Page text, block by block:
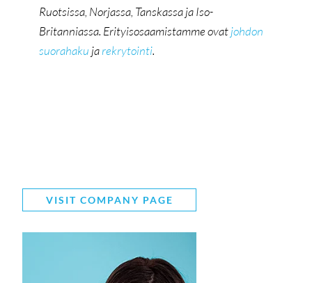
Ruotsissa, Norjassa, Tanskassa ja Iso-
Britanniassa. Erityisosaamistamme ovatjohdon
suorahaku jarekrytointi.
VISIT COMPANY PAGE